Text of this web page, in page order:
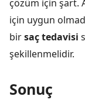
çözüm için şart.
için uygun
birsaç tedavisi
şekillenmelidir.
Sonuç